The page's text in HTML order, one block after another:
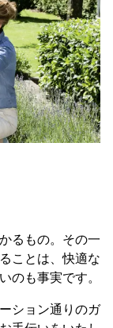
るもの。その一
ことは、快適な
のも事実です。
ション通りのガ